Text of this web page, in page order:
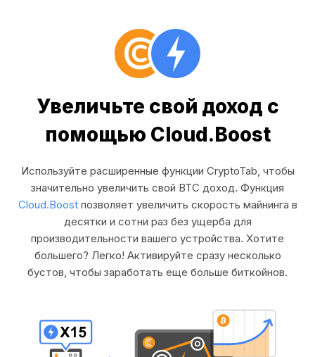
Увеличьте свой доход с
помощью Cloud.Boost
Используйте расширенные функции CryptoTab, чтобы
значительно увеличить свой BTC доход. Функция
Cloud.Boost позволяет увеличить скорость майнинга в
десятки и сотни раз без ущерба для
производительности вашего устройства. Хотите
большего? Легко! Активируйте сразу несколько
бустов, чтобы заработать еще больше биткойнов.